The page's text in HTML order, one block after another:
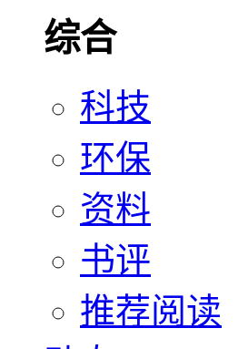
综合
科技
环保
资料
书评
推荐阅读